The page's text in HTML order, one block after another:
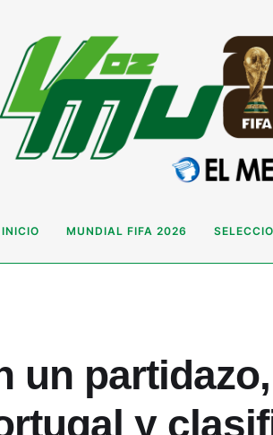
INICIO MUNDIAL FIFA 2026
un
y